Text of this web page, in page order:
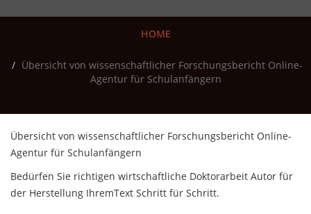
HOME
Übersicht von wissenschaftlicher Forschungsbericht Online-
Agentur für Schulanfängern
Übersicht von wissenschaftlicher Forschungsbericht Online-
Agentur für Schulanfängern
Bedürfen Sie richtigen wirtschaftliche Doktorarbeit Autor für
der Herstellung IhremText Schritt für Schritt.